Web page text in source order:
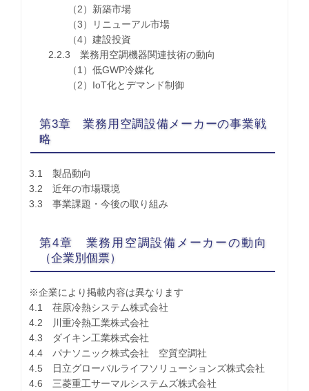
（2）新築市場
（3）リニューアル市場
（4）建設投資
2.2.3 業務用空調機器関連技術の動向
（1）低GWP冷媒化
（2）IoT化とデマンド制御
第3章 業務用空調設備メーカーの事業戦
略
3.1 製品動向
3.2 近年の市場環境
3.3 事業課題・今後の取り組み
第4章 業務用空調設備メーカーの動向
（企業別個票）
※企業により掲載内容は異なります
4.1 荏原冷熱システム株式会社
4.2 川重冷熱工業株式会社
4.3 ダイキン工業株式会社
4.4 パナソニック株式会社 空質空調社
4.5 日立グローバルライフソリューションズ株式会社
4.6 三菱重工サーマルシステムズ株式会社